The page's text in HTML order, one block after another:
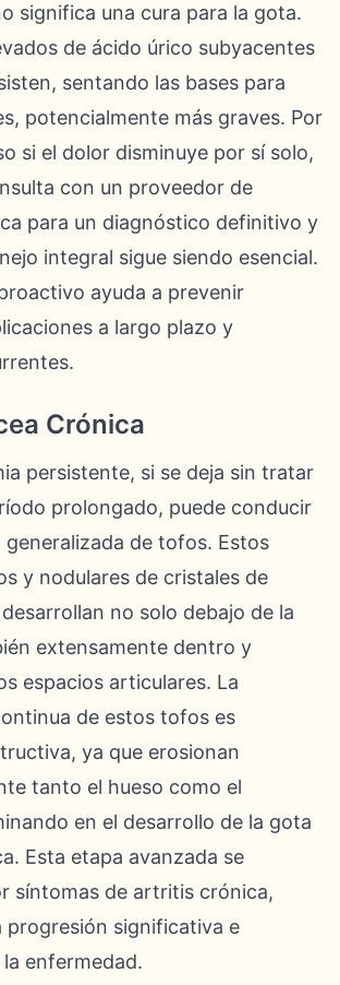
significa una cura para la gota.
de ácido úrico subyacentes
sentando las bases para
potencialmente más graves. Por
si el dolor disminuye por sí solo,
con un proveedor de
para un diagnóstico definitivo y
integral sigue siendo esencial.
ayuda a prevenir
a largo plazo y
Crónica
persistente, si se deja sin tratar
prolongado, puede conducir
de tofos. Estos
y nodulares de cristales de
no solo debajo de la
extensamente dentro y
espacios articulares. La
de estos tofos es
ya que erosionan
tanto el hueso como el
en el desarrollo de la gota
Esta etapa avanzada se
síntomas de artritis crónica,
progresión significativa e
enfermedad.